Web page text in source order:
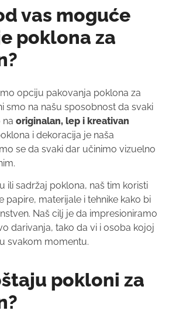
vas moguće
poklona za
opciju pakovanja poklona za
smo na našu sposobnost da svaki
na originalan, lep i kreativan
i dekoracija je naša
se da svaki dar učinimo vizuelno
ili sadržaj poklona, naš tim koristi
papire, materijale i tehnike kako bi
Naš cilj je da impresioniramo
darivanja, tako da vi i osoba kojoj
svakom momentu.
pokloni za